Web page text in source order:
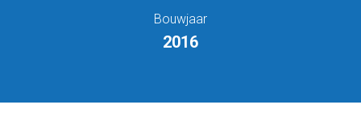
Bouwjaar
2016